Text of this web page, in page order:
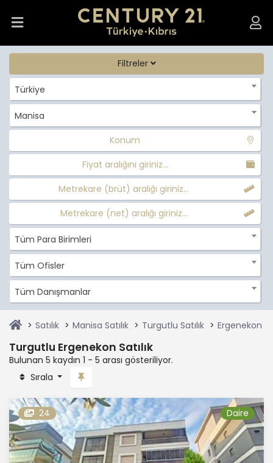
Filtreler
Türkiye
Manisa
Konum
Fiyat aralığını giriniz...
Metrekare (brüt) aralığı giriniz...
Metrekare (net) aralığı giriniz...
Tüm Para Birimleri
Tüm Ofisler
Tüm Danışmanlar
Satılık Manisa Satılık Turgutlu Satılık Ergenekon
Turgutlu Ergenekon Satılık
Bulunan 5 kaydın 1 - 5 arası gösteriliyor.
Sırala
24 Daire